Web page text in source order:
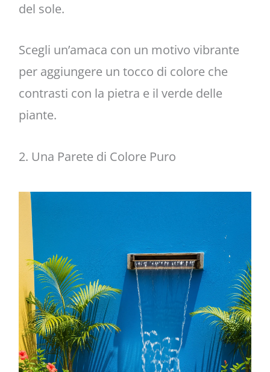
del sole.
Scegli un’amaca con un motivo vibrante
per aggiungere un tocco di colore che
contrasti con la pietra e il verde delle
piante.
2. Una Parete di Colore Puro